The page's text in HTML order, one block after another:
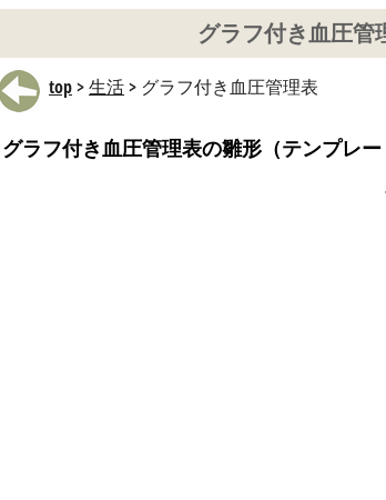
グラフ付き血圧管
top>生活> グラフ付き血圧管理表
グラフ付き血圧管理表の雛形（テンプレ